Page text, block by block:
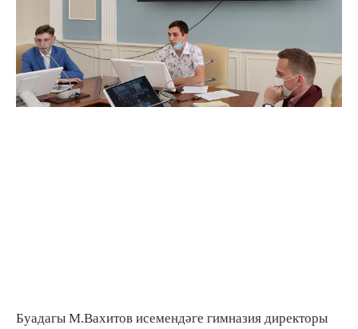
Буадагы М.Вахитов исемендәге гимназия директоры